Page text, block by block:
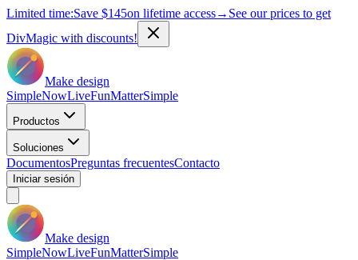
Limited time:Save $145on lifetime access→ See our prices to get
DivMagic with discounts!
Make design
SimpleNowLiveFunMatterSimple
Productos
Soluciones
DocumentosPreguntas frecuentesContacto
Iniciar sesión
Make design
SimpleNowLiveFunMatterSimple